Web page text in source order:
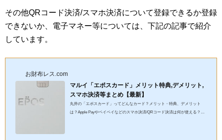
その他QRコード決済/スマホ決済について登録できるか登録
できないか、電子マネー等については、下記の記事で紹介
しています。
お財布レス.com
マルイ「エポスカード」メリット特典,デメリット,
スマホ決済等まとめ【最新】
丸井の「エポスカード」ってどんなカード？メリット・特典、デメリット
は？Apple Payやペイペイなどのスマホ決済/QRコード決済は何が使える？今